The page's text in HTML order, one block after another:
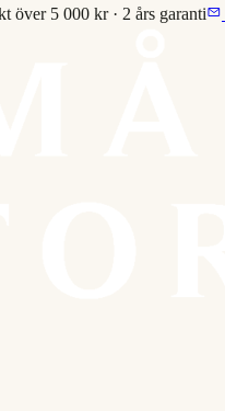
över 5 000 kr · 2 års garanti